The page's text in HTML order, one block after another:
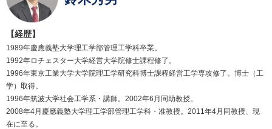
【経歴】
1989年慶應義塾大学理工学部管理工学科卒業。
1992年ロチェスター大学経営大学院修士課程修了。
1996年東京工業大学大学院理工学研究科博士課程経営工学専攻修了。博士（工
学）取得。
1996年筑波大学社会工学系・講師。2002年6月同助教授。
2008年4月慶應義塾大学理工学部管理工学科・准教授。2011年4月同教授、現
在に至る。